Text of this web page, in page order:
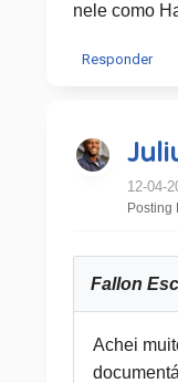
nele como
Responder
12-04-
Posting
Fallon
Achei